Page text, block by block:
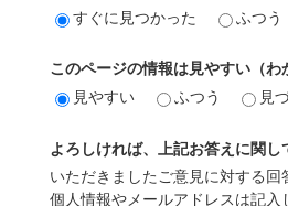
すぐに見つかった
ふつう
このページの情報は見やすい（わ
見やすい
ふつう 見
よろしければ、上記お答えに関し
いただきましたご意見に対する回
個人情報やメールアドレスは記入